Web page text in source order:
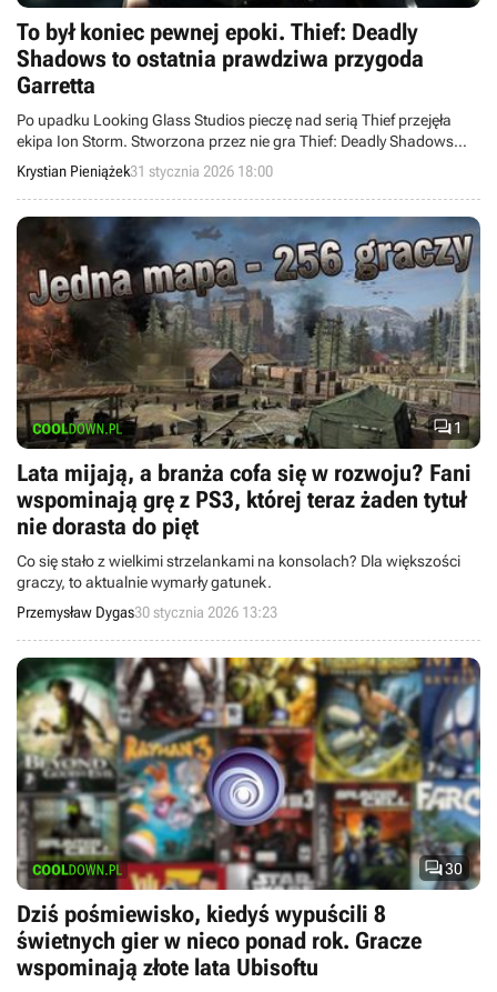
To był koniec pewnej epoki. Thief: Deadly
Shadows to ostatnia prawdziwa przygoda
Garretta
Po upadku Looking Glass Studios pieczę nad serią Thief przejęła
ekipa Ion Storm. Stworzona przez nie gra Thief: Deadly Shadows
była ostatnią przygodą Garretta w starym, dobrym stylu.
Krystian Pieniążek31 stycznia 2026 18:00
1
Lata mijają, a branża cofa się w rozwoju? Fani
wspominają grę z PS3, której teraz żaden tytuł
nie dorasta do pięt
Co się stało z wielkimi strzelankami na konsolach? Dla większości
graczy, to aktualnie wymarły gatunek.
Przemysław Dygas30 stycznia 2026 13:23
30
Dziś pośmiewisko, kiedyś wypuścili 8
świetnych gier w nieco ponad rok. Gracze
wspominają złote lata Ubisoftu